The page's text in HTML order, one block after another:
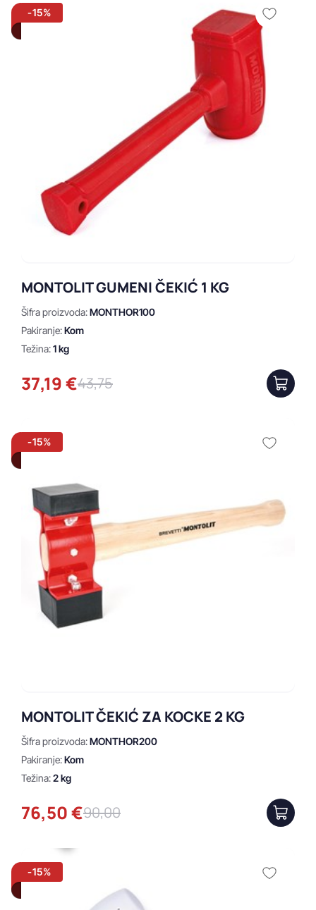
1 kg
-15%
MONTOLIT GUMENI ČEKIĆ 1 KG
Šifra proizvoda:MONTHOR100
Pakiranje:Kom
Težina:1 kg
37,19 €43,75
-15%
MONTOLIT ČEKIĆ ZA KOCKE 2 KG
Šifra proizvoda:MONTHOR200
Pakiranje:Kom
Težina:2 kg
76,50 €90,00
-15%